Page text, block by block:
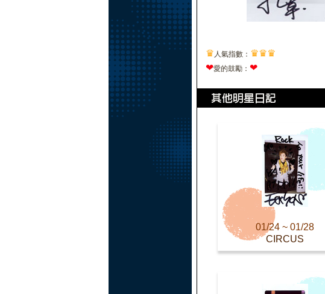
♛ 人氣指數： ♛♛♛
❤愛的鼓勵： ❤
01/24 ~ 01/28
CIRCUS